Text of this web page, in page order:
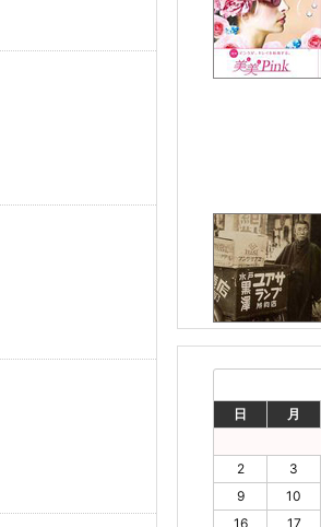
日
月
2
3
9
10
16
17